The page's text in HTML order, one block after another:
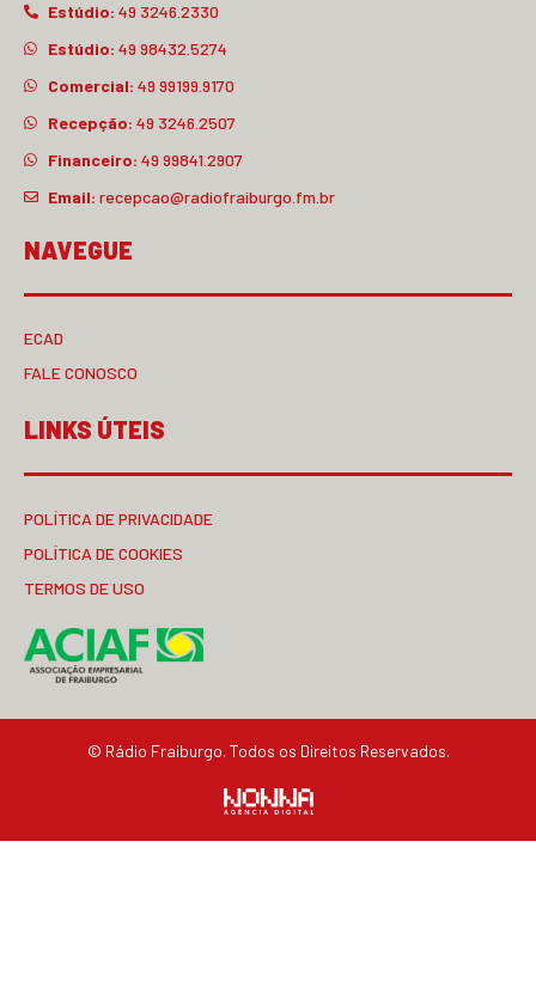
Estúdio: 49 3246.2330
Estúdio: 49 98432.5274
Comercial: 49 99199.9170
Recepção: 49 3246.2507
Financeiro: 49 99841.2907
Email: recepcao@radiofraiburgo.fm.br
NAVEGUE
ECAD
FALE CONOSCO
LINKS ÚTEIS
POLÍTICA DE PRIVACIDADE
POLÍTICA DE COOKIES
TERMOS DE USO
© Rádio Fraiburgo. Todos os Direitos Reservados.